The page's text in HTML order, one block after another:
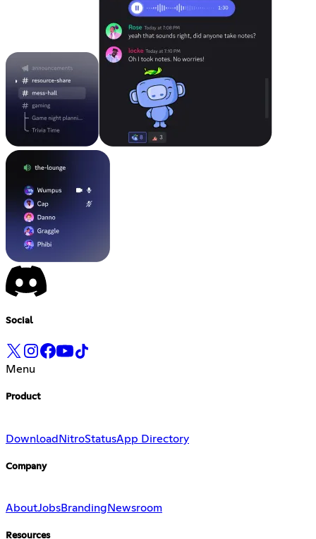
Social
Menu
Product
Download NitroStatusApp Directory
Company
AboutJobsBranding Newsroom
Resources